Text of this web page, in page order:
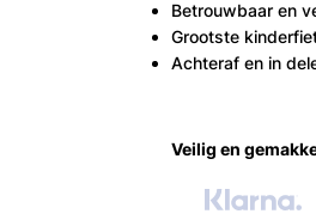
Betrouwbaar en
Grootste
Achteraf en in
Veilig en